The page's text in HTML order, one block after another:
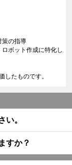
策の指導
ボット作成に特化し
したものです。
い。
すか？